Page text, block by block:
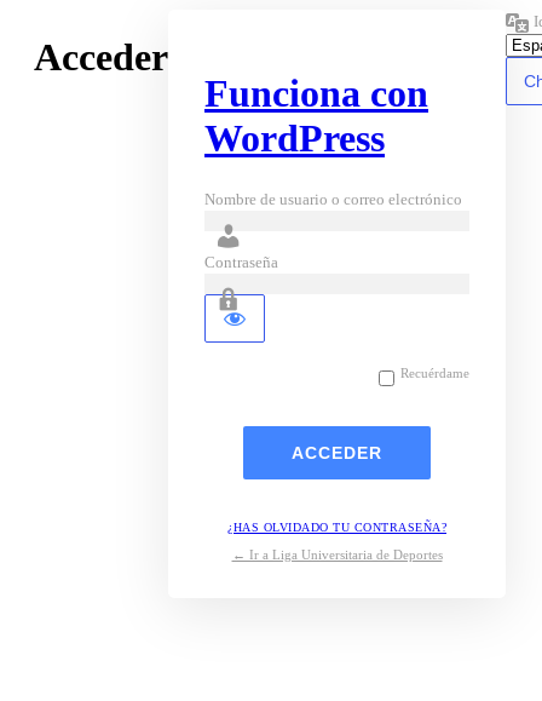
Acceder
Funciona con
WordPress
Nombre de usuario o correo electrónico
Contraseña
Recuérdame
¿HAS OLVIDADO TU CONTRASEÑA?
← Ir a Liga Universitaria de Deportes